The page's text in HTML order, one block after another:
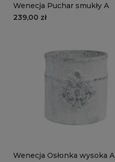
Wenecja Puchar smukły A
239,00 zł
Wenecja Osłonka wysoka A